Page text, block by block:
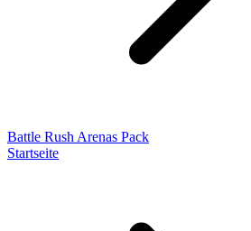
Battle Rush Arenas Pack
Startseite